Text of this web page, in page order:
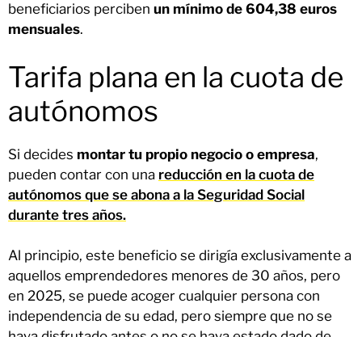
beneficiarios perciben un mínimo de 604,38 euros
mensuales.
Tarifa plana en la cuota de
autónomos
Si decides montar tu propio negocio o empresa,
pueden contar con una reducción en la cuota de
autónomos que se abona a la Seguridad Social
durante tres años.
Al principio, este beneficio se dirigía exclusivamente a
aquellos emprendedores menores de 30 años, pero
en 2025, se puede acoger cualquier persona con
independencia de su edad, pero siempre que no se